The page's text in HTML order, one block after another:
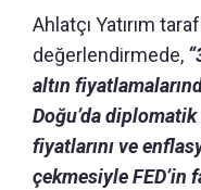
Ahlatçı Yatırım
değerlendirmede,
altın
Doğu’da
fiyatlarını ve
çekmesiyle FED’in